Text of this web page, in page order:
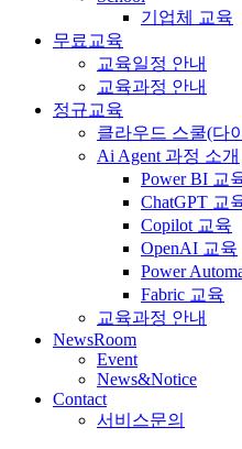
기업체 교육
무료교육
교육일정 안내
교육과정 안내
정규교육
클라우드 스쿨(다
Ai Agent 과정 소개
Power BI 교
ChatGPT 교
Copilot 교육
OpenAI 교육
Power
Fabric 교육
교육과정 안내
NewsRoom
Event
News&Notice
Contact
서비스문의